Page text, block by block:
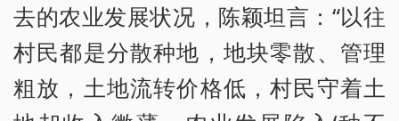
去的农业发展状况，陈颖坦言：“以往
村民都是分散种地，地块零散、管理
粗放，土地流转价格低，村民守着土